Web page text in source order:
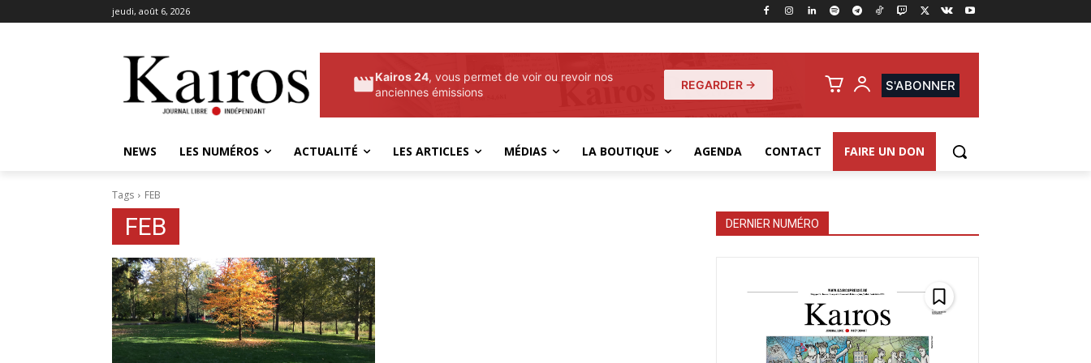
jeudi, août 6, 2026
Kairos 24, vous permet de voir ou revoir nos
anciennes émissions
REGARDER → S'ABONNER
NEWS LES NUMÉROS ACTUALITÉ LES ARTICLES MÉDIAS LA BOUTIQUE AGENDA CONTACT FAIRE UN DON
Tags FEB
FEB DERNIER NUMÉRO